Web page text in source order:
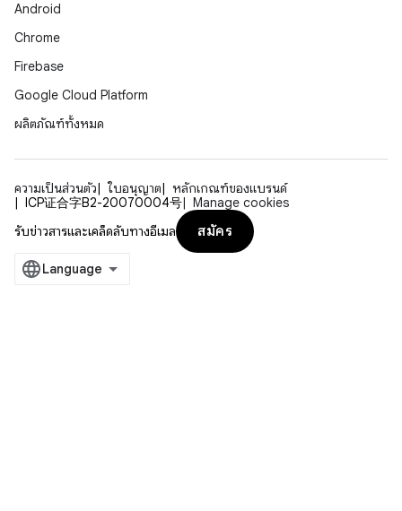
Android
Chrome
Firebase
Google Cloud Platform
ผลิตภัณฑ์ทั้งหมด
ความเป็นส่วนตัว ใบอนุญาต
หลักเกณฑ์ของแบรนด์
ICP证合字B2-20070004号
Manage cookies
รับข่าวสารและเคล็ดลับทางอีเมล
สมัคร